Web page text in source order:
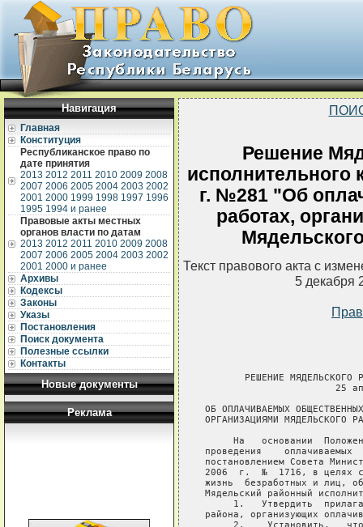
Навигация
Главная
Конституция
Республиканское право по
дате принятия
2013 2012 2011 2010 2009 2008
2007 2006 2005 2004 2003 2002
2001 2000 1999 1998 1997 1996
1995 1994 и ранее
Правовые акты местных
органов власти по датам
2013 2012 2011 2010 2009 2008
2007 2006 2005 2004 2003 2002
2001 2000 и ранее
Архивы
Кодексы
Законы
Указы
Постановления
Поиск документа
Полезные ссылки
Контакты
Новые документы
Реклама
Решение
исполнительного
г. №281 "Об
работах,
Текст правового акта с
5 декабря
РЕШЕНИЕ МЯДЕЛЬСКОГО
25
ОБ ОПЛАЧИВАЕМЫХ
ОРГАНИЗАЦИЯМИ МЯДЕЛЬСКОГО
На   основании
проведения
постановлением Совета
2006  г.  №  1716, в целях
жизнь  безработных и лиц,
Мядельский районный
1.   Утвердить
района, организующих